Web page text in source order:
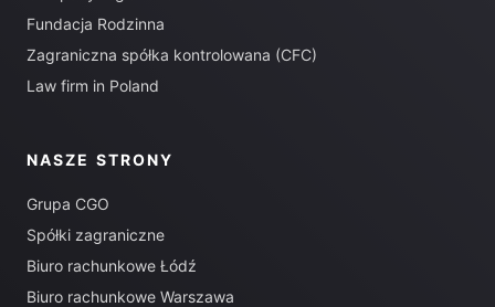
Fundacja Rodzinna
Zagraniczna spółka kontrolowana (CFC)
Law firm in Poland
NASZE STRONY
Grupa CGO
Spółki zagraniczne
Biuro rachunkowe Łódź
Biuro rachunkowe Warszawa